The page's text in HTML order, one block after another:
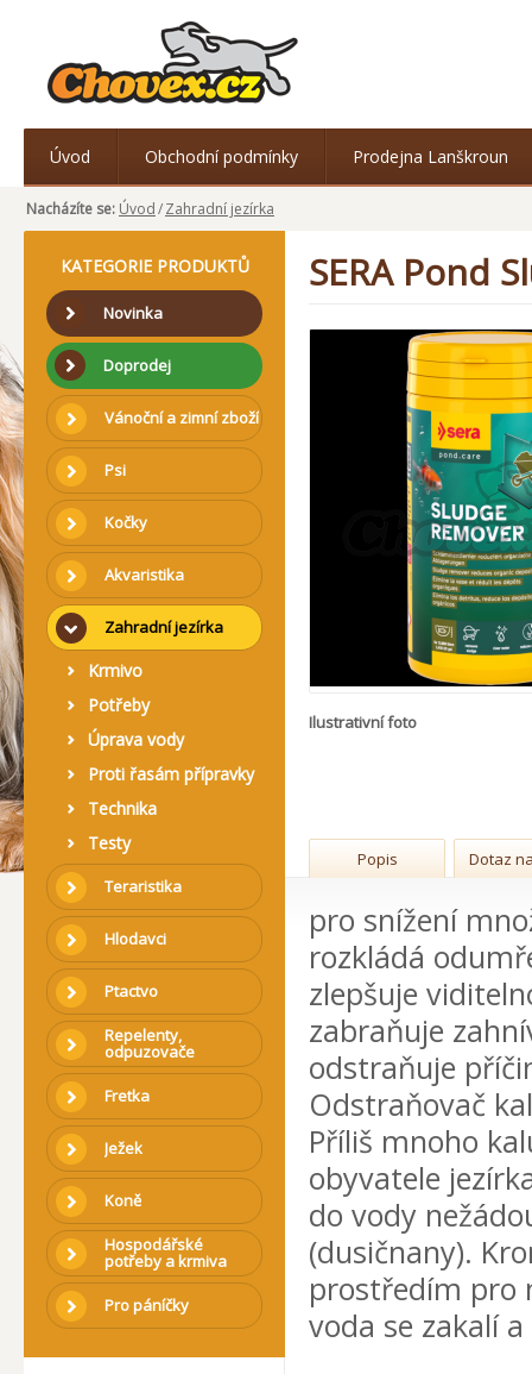
Úvod Obchodní podmínky Prodejna Lanškroun
Nacházíte se: Úvod/Zahradní jezírka
KATEGORIE PRODUKTŮ
Novinka
Doprodej
Vánoční a zimní zboží
Psi
Kočky
Akvaristika
Zahradní jezírka
Krmivo
Potřeby
Úprava vody
Proti řasám přípravky
Technika
Testy
Teraristika
Hlodavci
Ptactvo
Repelenty,
odpuzovače
Fretka
Ježek
Koně
Hospodářské
potřeby a krmiva
Pro páníčky
SERA Pond
Ilustrativní foto
Popis Dotaz
pro snížení
rozkládá
zlepšuje
zabraňuje
odstraňuje
Odstraňovač
Příliš mnoho
obyvatele
do vody
(dusičnany).
prostředím pro
voda se zakalí